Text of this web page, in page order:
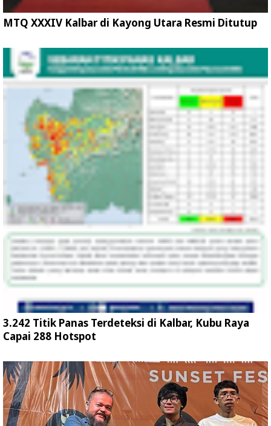
MTQ XXXIV Kalbar di Kayong Utara Resmi Ditutup
3.242 Titik Panas Terdeteksi di Kalbar, Kubu Raya
Capai 288 Hotspot